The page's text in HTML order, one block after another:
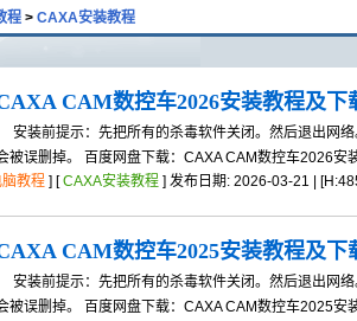
程 > CAXA安装教程
CAM数控车2026安装教程及下
装前提示：先把所有的杀毒软件关闭。然后退出网络
被误删掉。 百度网盘下载：CAXA CAM数控车2026安
脑教程 ] [CAXA安装教程 ] 发布日期: 2026-03-21 |
CAM数控车2025安装教程及下
装前提示：先把所有的杀毒软件关闭。然后退出网络
被误删掉。 百度网盘下载：CAXA CAM数控车2025安